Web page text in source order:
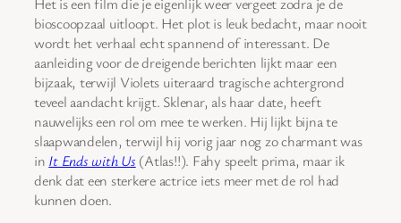
Het is een film die je eigenlijk weer vergeet zodra je de
bioscoopzaal uitloopt. Het plot is leuk bedacht, maar nooit
wordt het verhaal echt spannend of interessant. De
aanleiding voor de dreigende berichten lijkt maar een
bijzaak, terwijl Violets uiteraard tragische achtergrond
teveel aandacht krijgt. Sklenar, als haar date, heeft
nauwelijks een rol om mee te werken. Hij lijkt bijna te
slaapwandelen, terwijl hij vorig jaar nog zo charmant was
in It Ends with Us (Atlas!!). Fahy speelt prima, maar ik
denk dat een sterkere actrice iets meer met de rol had
kunnen doen.